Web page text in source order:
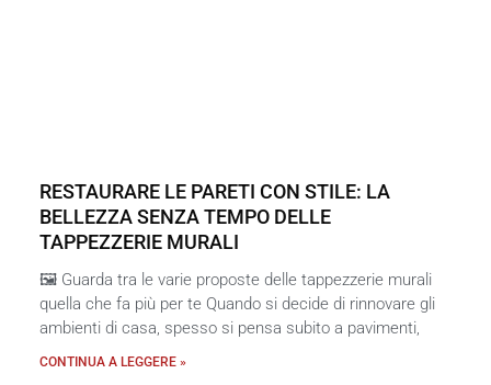
RESTAURARE LE PARETI CON STILE: LA
BELLEZZA SENZA TEMPO DELLE
TAPPEZZERIE MURALI
🖼️ Guarda tra le varie proposte delle tappezzerie murali
quella che fa più per te Quando si decide di rinnovare gli
ambienti di casa, spesso si pensa subito a pavimenti,
CONTINUA A LEGGERE »